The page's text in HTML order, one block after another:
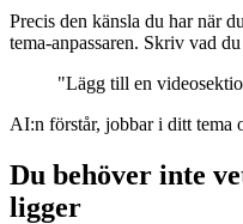
Precis den känsla du har när
tema-anpassaren. Skriv vad
"Lägg till en
AI:n förstår, jobbar i ditt tema
Du behöver inte
ligger